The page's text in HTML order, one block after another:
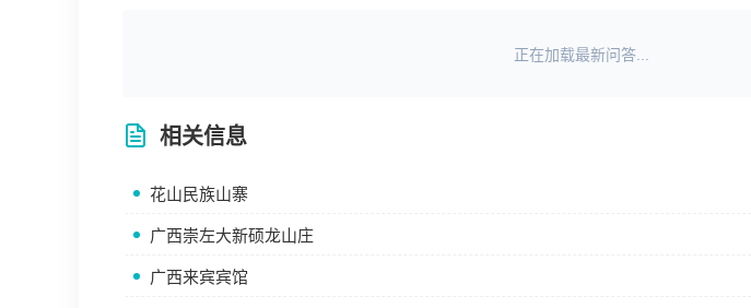
正在加载最新问答...
相关信息
花山民族山寨
广西崇左大新硕龙山庄
广西来宾宾馆